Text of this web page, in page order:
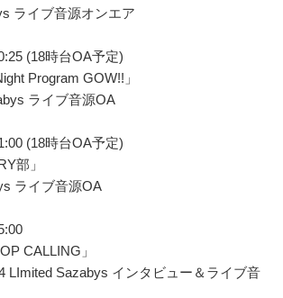
ライブ音源オンエア
(18時台OA予定)
Program GOW!!」
ライブ音源OA
(18時台OA予定)
部」
ライブ音源OA
CALLING」
LImited Sazabys インタビュー＆ライブ音